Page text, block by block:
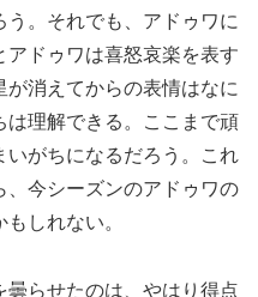
。それでも、アドゥワに
ドゥワは喜怒哀楽を表す
消えてからの表情はなに
理解できる。ここまで頑
がちになるだろう。これ
、今シーズンのアドゥワの
しれない。
らせたのは、やはり得点